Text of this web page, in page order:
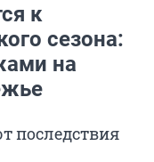
к
сезона:
на
последствия